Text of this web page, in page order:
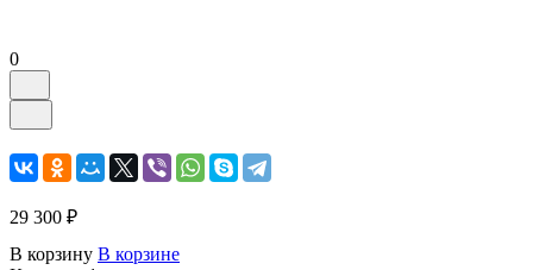
0
29 300 ₽
В корзину В корзине